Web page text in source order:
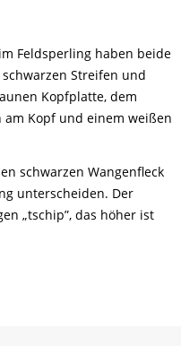
Feldsperling haben beide
Streifen und
Kopfplatte, dem
am Kopf und einem weißen
schwarzen Wangenfleck
unterscheiden. Der
„tschip”, das höher ist